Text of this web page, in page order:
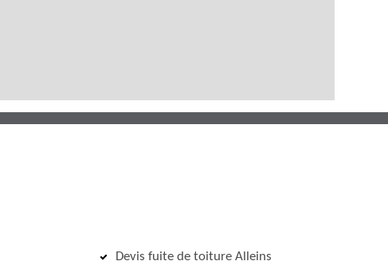
Devis fuite de toiture Alleins